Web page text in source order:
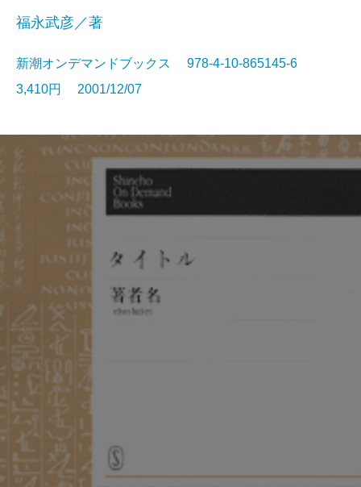
福永武彦／著
新潮オンデマンドブックス 978-4-10-865145-6
3,410円 2001/12/07